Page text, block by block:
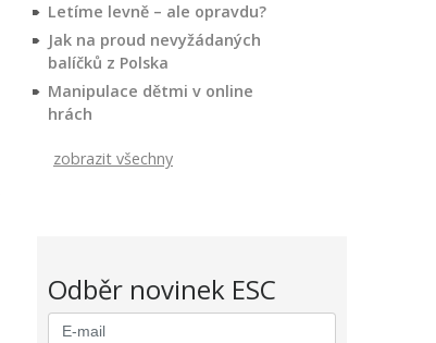
Letíme levně – ale opravdu?
Jak na proud nevyžádaných
balíčků z Polska
Manipulace dětmi v online
hrách
zobrazit všechny
Odběr novinek ESC